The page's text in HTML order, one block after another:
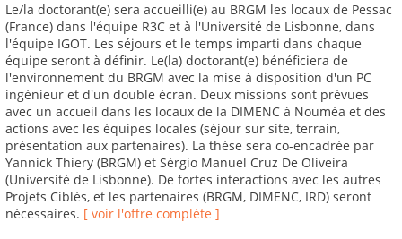
Le/la doctorant(e) sera accueilli(e) au BRGM les locaux de Pessac
(France) dans l'équipe R3C et à l'Université de Lisbonne, dans
l'équipe IGOT. Les séjours et le temps imparti dans chaque
équipe seront à définir. Le(la) doctorant(e) bénéficiera de
l'environnement du BRGM avec la mise à disposition d'un PC
ingénieur et d'un double écran. Deux missions sont prévues
avec un accueil dans les locaux de la DIMENC à Nouméa et des
actions avec les équipes locales (séjour sur site, terrain,
présentation aux partenaires). La thèse sera co-encadrée par
Yannick Thiery (BRGM) et Sérgio Manuel Cruz De Oliveira
(Université de Lisbonne). De fortes interactions avec les autres
Projets Ciblés, et les partenaires (BRGM, DIMENC, IRD) seront
nécessaires. [ voir l'offre complète ]